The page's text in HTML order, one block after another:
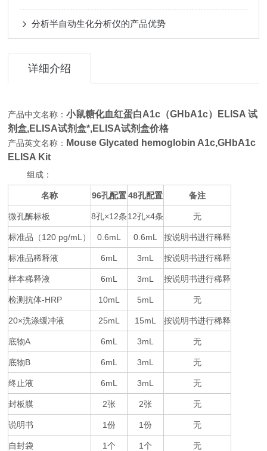
分析半自动生化分析仪的产品优势
详细介绍
产品中文名称：小鼠糖化血红蛋白A1c（GHbA1c）ELISA 试
剂盒,ELISA试剂盒*,ELISA试剂盒价格
产品英文名称： Mouse Glycated hemoglobin A1c,GHbA1c
ELISA Kit
组成：
名称 96孔配置 48孔配置 备注
微孔酶标板 8孔×12条 12孔×4条 无
标准品（120 pg/mL ） 0.6mL 0.6mL 按说明书进行稀释
标准品稀释液 6mL 3mL 按说明书进行稀释
样本稀释液 6mL 3mL 按说明书进行稀释
检测抗体-HRP 10mL 5mL 无
20×洗涤缓冲液 25mL 15mL 按说明书进行稀释
底物A 6mL 3mL 无
底物B 6mL 3mL 无
终止液 6mL 3mL 无
封板膜 2张 2张 无
说明书 1份 1份 无
自封袋 1个 1个 无